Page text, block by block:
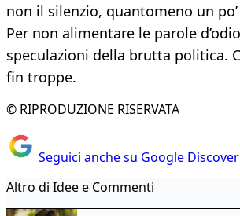
non il silenzio, quantomeno un
Per non alimentare le parole
speculazioni della brutta politica.
fin troppe.
© RIPRODUZIONE RISERVATA
Seguici anche su Google
Altro di Idee e Commenti